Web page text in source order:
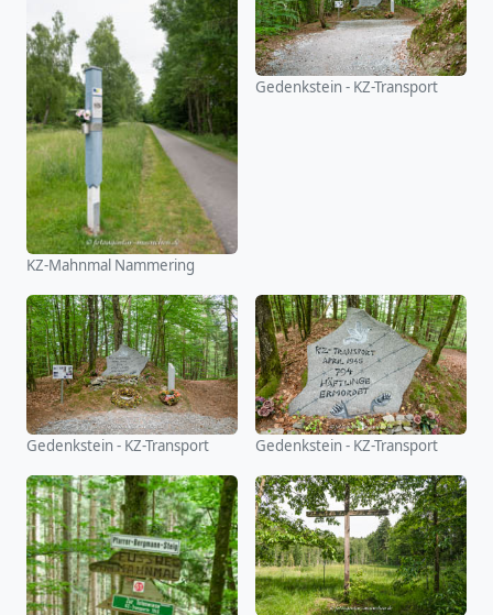
KZ-Mahnmal Nammering
Gedenkstein - KZ-Transport
Gedenkstein - KZ-Transport Gedenkstein - KZ-Transport